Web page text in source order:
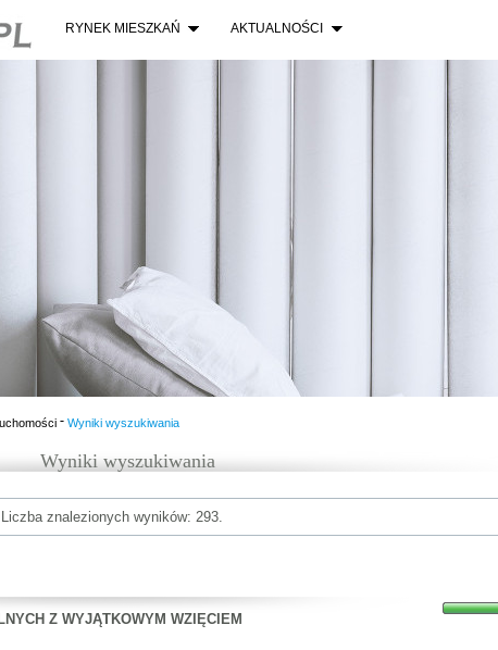
RYNEK MIESZKAŃ AKTUALNOŚCI
- Wyniki wyszukiwania
Wyniki wyszukiwania
znalezionych wyników: 293.
Z WYJĄTKOWYM WZIĘCIEM